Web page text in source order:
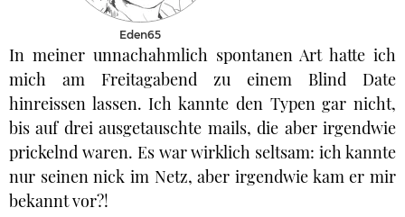
Eden65
In meiner unnachahmlich spontanen Art hatte ich
mich am Freitagabend zu einem Blind Date
hinreissen lassen. Ich kannte den Typen gar nicht,
bis auf drei ausgetauschte mails, die aber irgendwie
prickelnd waren. Es war wirklich seltsam: ich kannte
nur seinen nick im Netz, aber irgendwie kam er mir
bekannt vor?!